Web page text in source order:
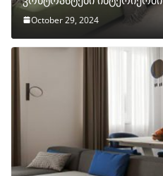
October 29, 2024